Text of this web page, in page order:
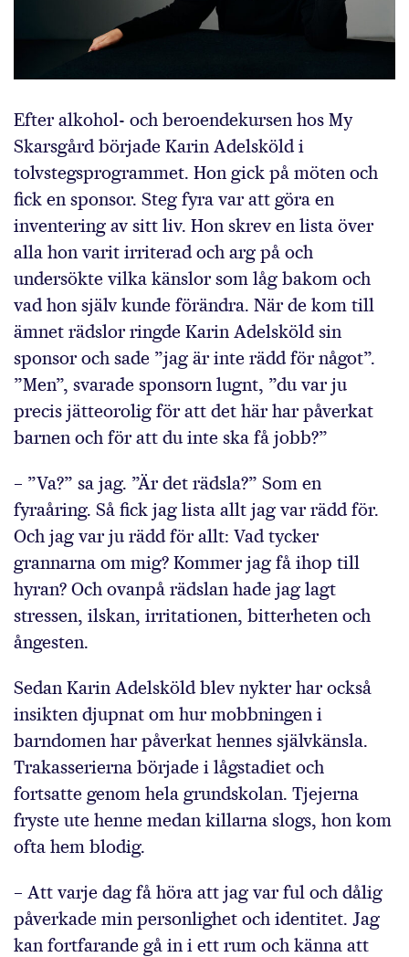
Efter alkohol- och beroende­kursen hos My
Skarsgård började Karin Adelsköld i
tolvstegsprogrammet. Hon gick på möten och
fick en sponsor. Steg fyra var att göra en
inventering av sitt liv. Hon skrev en lista över
alla hon varit irriterad och arg på och
undersökte vilka känslor som låg bakom och
vad hon själv kunde förändra. När de kom till
ämnet rädslor ringde Karin Adelsköld sin
sponsor och sade ”jag är inte rädd för något”.
”Men”, svarade sponsorn lugnt, ”du var ju
precis jätteorolig för att det här har påverkat
barnen och för att du inte ska få jobb?”
– ”Va?” sa jag. ”Är det rädsla?” Som en
fyraåring. Så fick jag lista allt jag var rädd för.
Och jag var ju rädd för allt: Vad tycker
grannarna om mig? Kommer jag få ihop till
hyran? Och ovanpå rädslan hade jag lagt
stressen, ilskan, irritationen, bitterheten och
ångesten.
Sedan Karin Adelsköld blev nykter har också
insikten djupnat om hur mobbningen i
barndomen har påverkat hennes självkänsla.
Trakasserierna började i lågstadiet och
fortsatte genom hela grundskolan. Tjejerna
fryste ute henne medan killarna slogs, hon kom
ofta hem blodig.
– Att varje dag få höra att jag var ful och dålig
påverkade min personlighet och identitet. Jag
kan fortfarande gå in i ett rum och känna att